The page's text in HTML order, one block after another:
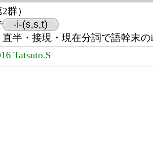
群）
-i-(s,s,t)
半・接現・現在分詞で語幹末の
Tatsuto.S